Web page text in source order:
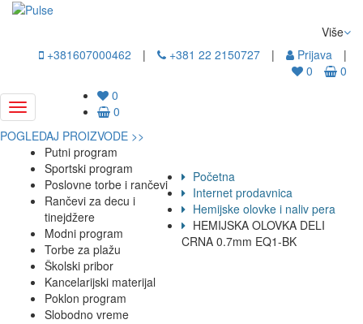
Više
+381607000462
| +381 22 2150727 | Prijava
|
0
0
0
0
POGLEDAJ PROIZVODE >>
Putni program
Sportski program
Poslovne torbe i rančevi
Rančevi za decu i
tinejdžere
Modni program
Torbe za plažu
Školski pribor
Kancelarijski materijal
Poklon program
Slobodno vreme
Početna
Internet prodavnica
Hemijske olovke i naliv pera
HEMIJSKA OLOVKA DELI
CRNA 0.7mm EQ1-BK